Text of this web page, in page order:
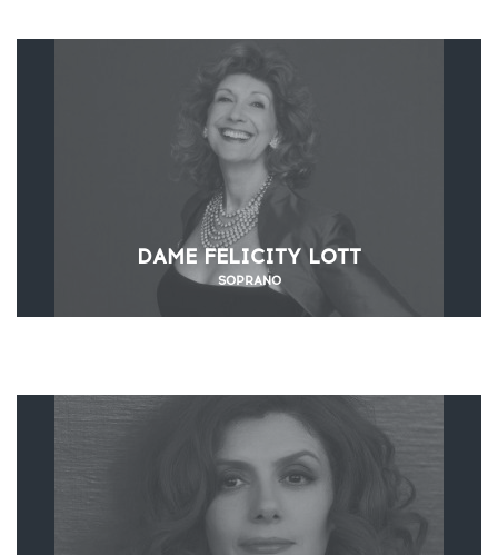
DAME FELICITY LOTT
SOPRANO